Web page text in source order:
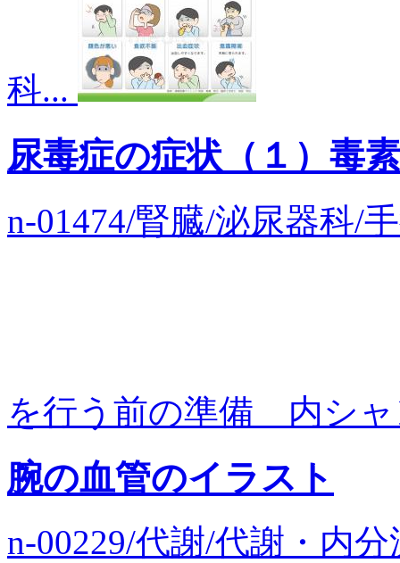
科...
尿毒症の症状（１）毒
n-01474/腎臓/泌尿器科/
を行う前の準備 内シャ
腕の血管のイラスト
n-00229/代謝/代謝・内